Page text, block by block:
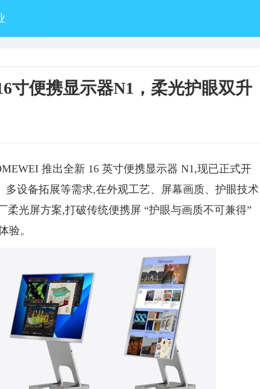
寸便携显示器N1，柔光护眼双升
推出全新 16 英寸便携显示器 N1,现已正式开
设备拓展等需求,在外观工艺、屏幕画质、护眼技术
光屏方案,打破传统便携屏 “护眼与画质不可兼得”
验。